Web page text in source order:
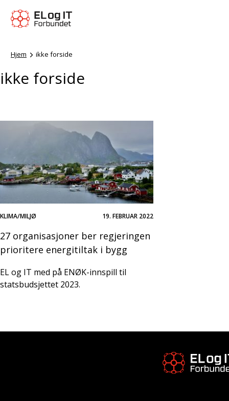
Hjem ikke forside
ikke forside
KLIMA/MILJØ 19. FEBRUAR 2022
27 organisasjoner ber regjeringen
prioritere energitiltak i bygg
EL og IT med på ENØK-innspill til
statsbudsjettet 2023.